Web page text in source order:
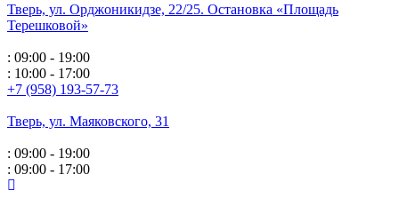
Тверь, ул. Орджоникидзе, 22/25. Остановка «Площадь
Терешковой»
: 09:00 - 19:00
: 10:00 - 17:00
+7 (958) 193-57-73
Тверь, ул. Маяковского, 31
: 09:00 - 19:00
: 09:00 - 17:00